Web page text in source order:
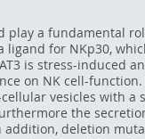
a fundamental
for NKp30,
is stress-induced
on NK cell-
vesicles with
the
deletion